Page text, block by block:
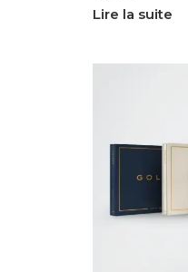
Lire la suite